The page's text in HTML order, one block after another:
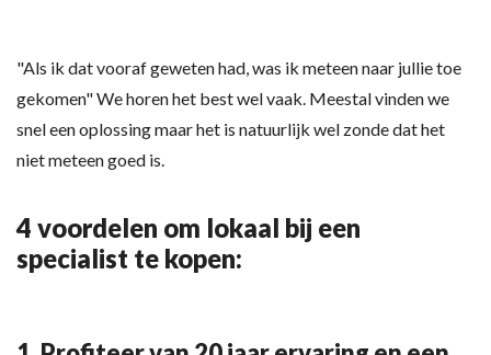
"Als ik dat vooraf geweten had, was ik meteen naar jullie toe
gekomen" We horen het best wel vaak. Meestal vinden we
snel een oplossing maar het is natuurlijk wel zonde dat het
niet meteen goed is.
4 voordelen om lokaal bij een
specialist te kopen: